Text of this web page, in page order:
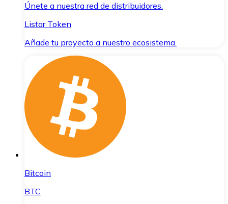
Únete a nuestra red de distribuidores.
Listar Token
Añade tu proyecto a nuestro ecosistema.
Bitcoin
BTC